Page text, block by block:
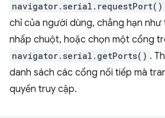
navigator.serial.requestPort()
chỉ của người dùng, chẳng hạn
nhấp chuột, hoặc chọn một cổng
navigator.serial.getPorts() .
danh sách các cổng nối tiếp mà
quyền truy cập.